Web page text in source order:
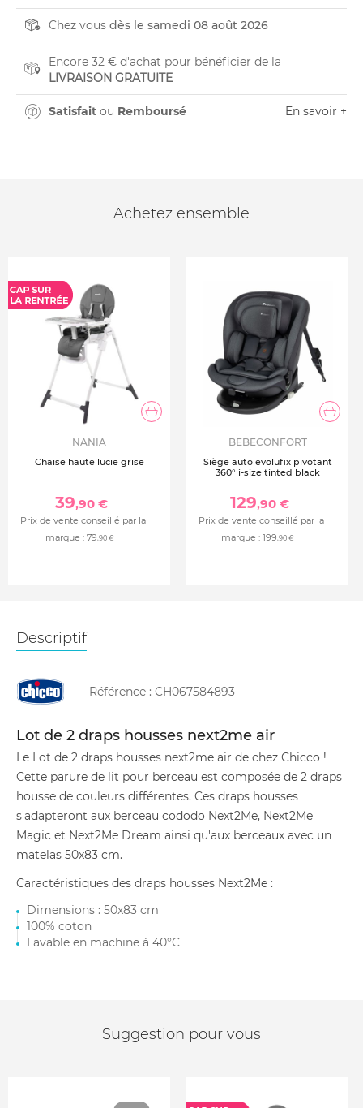
Chez vous dès le samedi 08 août 2026
Encore 32 € d'achat pour bénéficier de la
LIVRAISON GRATUITE
Satisfait ou Remboursé En savoir +
Achetez ensemble
NANIA
Chaise haute lucie grise
39,90 €
Prix de vente conseillé par la
marque : 79,90 €
BEBECONFORT
Siège auto evolufix pivotant
360° i-size tinted black
129,90 €
Prix de vente conseillé par la
marque : 199,90 €
Descriptif
Référence : CH067584893
Lot de 2 draps housses next2me air
Le Lot de 2 draps housses next2me air de chez Chicco !
Cette parure de lit pour berceau est composée de 2 draps
housse de couleurs différentes. Ces draps housses
s'adapteront aux berceau cododo Next2Me, Next2Me
Magic et Next2Me Dream ainsi qu'aux berceaux avec un
matelas 50x83 cm.
Caractéristiques des draps housses Next2Me :
Dimensions : 50x83 cm
100% coton
Lavable en machine à 40°C
Suggestion pour vous